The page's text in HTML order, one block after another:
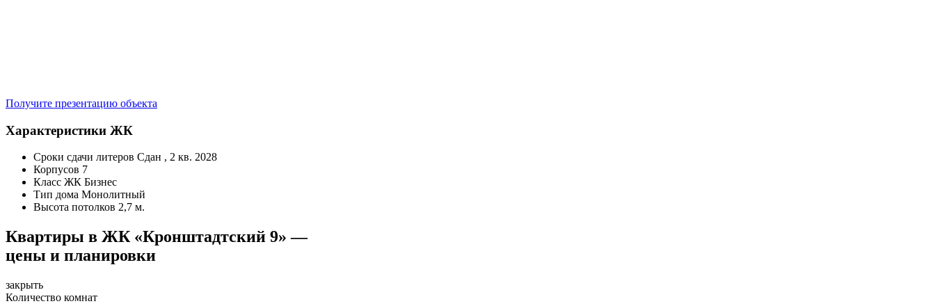
Получите презентацию объекта
Характеристики ЖК
Сроки сдачи литеров Сдан , 2 кв. 2028
Корпусов 7
Класс ЖК Бизнес
Тип дома Монолитный
Высота потолков 2,7 м.
Квартиры в ЖК «Кронштадтский 9» —
цены и планировки
закрыть
Количество комнат